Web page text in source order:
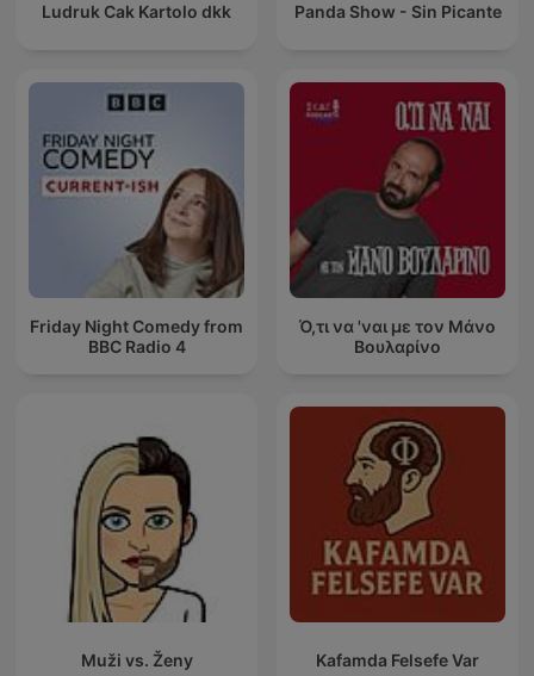
Panda Show - Sin Picante
Ludruk Cak Kartolo dkk
Ό,τι να 'ναι με τον Μάνο
Βουλαρίνο
Friday Night Comedy from
BBC Radio 4
Kafamda Felsefe Var
Muži vs. Ženy